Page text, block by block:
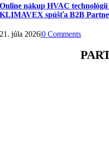
Online nákup HVAC
KLIMAVEX spúšťa B2B
21. júla 2026|0 Comments